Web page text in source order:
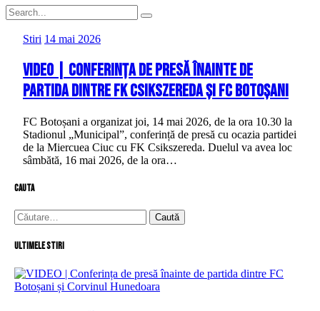
Stiri 14 mai 2026
VIDEO | Conferința de presă înainte de
partida dintre FK Csikszereda și FC Botoșani
FC Botoșani a organizat joi, 14 mai 2026, de la ora 10.30 la
Stadionul „Municipal”, conferință de presă cu ocazia partidei
de la Miercuea Ciuc cu FK Csikszereda. Duelul va avea loc
sâmbătă, 16 mai 2026, de la ora…
cauta
Caută
după:
Ultimele stiri